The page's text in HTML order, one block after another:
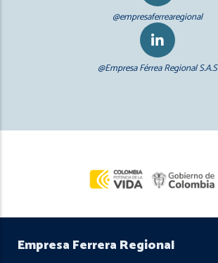
@empresaferrearegional
@Empresa Férrea Regional S.A.S
Empresa Ferrera Regional